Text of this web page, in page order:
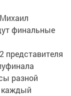
финальные
представителя
разной
каждый